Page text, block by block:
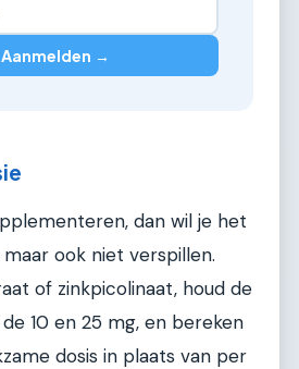
Aanmelden →
dan wil je het
ook niet verspillen.
of zinkpicolinaat, houd de
10 en 25 mg, en bereken
dosis in plaats van per